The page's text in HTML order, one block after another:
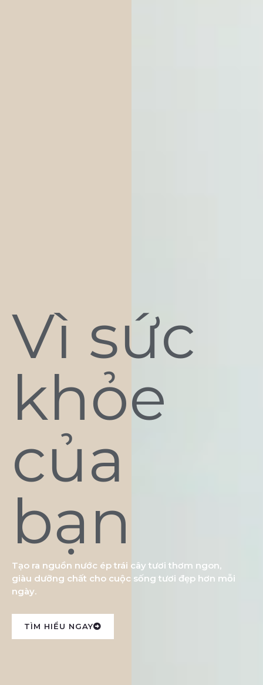
Vì sức
khỏe
của
bạn
Tạo ra nguồn nước ép trái cây tươi thơm ngon,
giàu dưỡng chất cho cuộc sống tươi đẹp hơn mỗi
ngày.
TÌM HIỂU NGAY